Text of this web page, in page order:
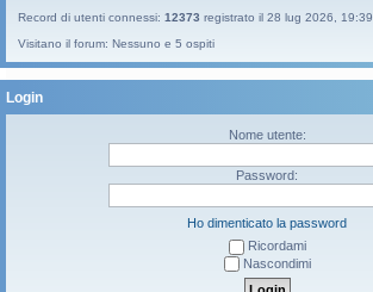
Record di utenti connessi: 12373 registrato il 28 lug 2026, 19:39
Visitano il forum: Nessuno e 5 ospiti
Login
Nome utente:
Password:
Ho dimenticato la password
Ricordami
Nascondimi